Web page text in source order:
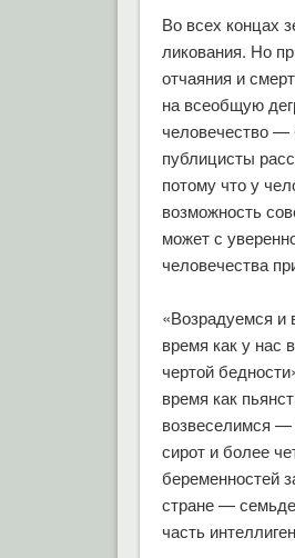
Во всех концах
ликования. Но
отчаяния и
на всеобщую
человечество
публицисты
потому что у
возможность
может с
человечества
«Возрадуемся
время как у нас
чертой
время как
возвеселимся —
сирот и более
беременностей
стране —
часть